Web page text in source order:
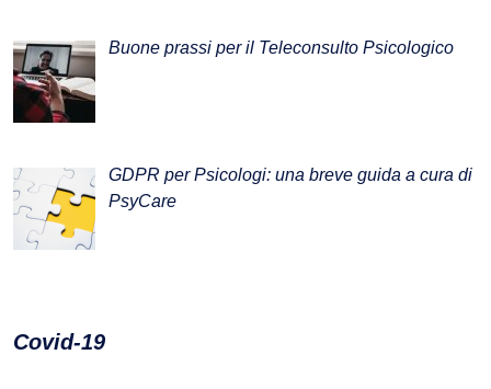
Buone prassi per il Teleconsulto Psicologico
GDPR per Psicologi: una breve guida a cura di
PsyCare
Covid-19